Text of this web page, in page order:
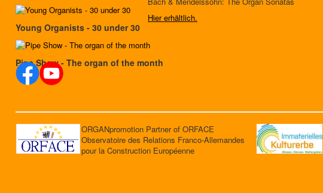
Hier erhältlich.
Young Organists - 30 under 30
Pipe Show - The organ of the month
ORGANpromotion Partner of ORFACE
Observatoire des Relations Franco-Allemandes
pour la Construction Européenne